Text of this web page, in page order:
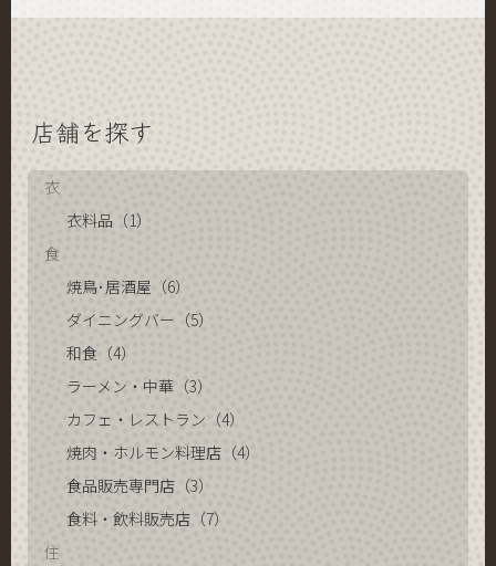
店舗を探す
衣
衣料品（1）
食
焼鳥･居酒屋（6）
ダイニングバー（5）
和食（4）
ラーメン・中華（3）
カフェ・レストラン（4）
焼肉・ホルモン料理店（4）
食品販売専門店（3）
食料・飲料販売店（7）
住